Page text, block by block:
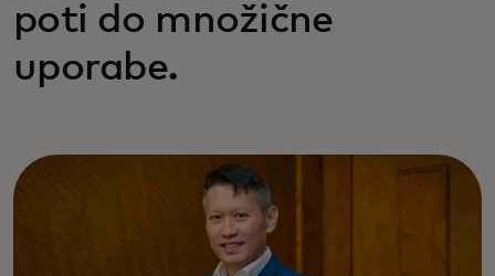
poti do množične
uporabe.